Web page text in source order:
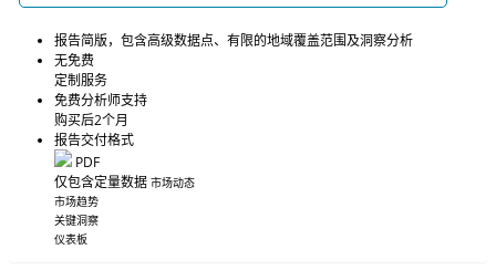
报告简版，包含高级数据点、有限的地域覆盖范围及洞察分析
无免费
定制服务
免费分析师支持
购买后2个月
报告交付格式
PDF
仅包含定量数据 市场动态
市场趋势
关键洞察
仪表板